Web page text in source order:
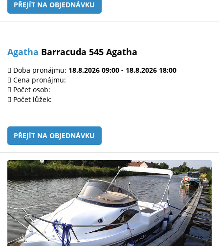
PŘEJÍT NA OBJEDNÁVKU
Agatha Barracuda 545 Agatha
Doba pronájmu: 18.8.2026 09:00 - 18.8.2026 18:00
Cena pronájmu:
Počet osob:
Počet lůžek:
PŘEJÍT NA OBJEDNÁVKU